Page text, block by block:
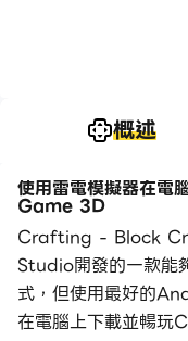
概述
使用雷電模擬器在
Game 3D
Crafting - Block
Studio開發的一款能
式，但使用最好的
在電腦上下載並暢